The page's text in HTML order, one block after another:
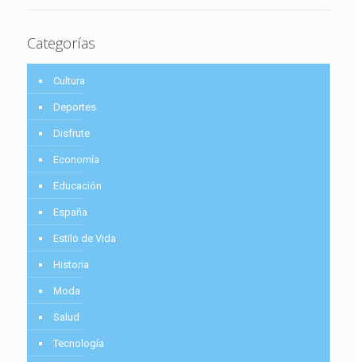
Categorías
Cultura
Deportes
Disfrute
Economía
Educación
España
Estilo de Vida
Historia
Moda
Salud
Tecnología